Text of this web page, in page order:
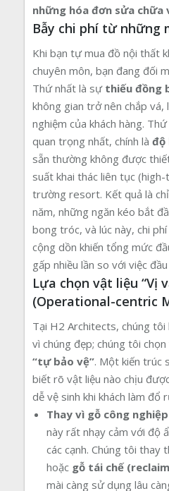
những hóa đơn sửa chữa
Bẫy chi phí từ những
Khi bạn tự mua đồ nội thất
chuyên môn, bạn đang đối
Thứ nhất là sự thiếu đồng
không gian trở nên chắp
nghiệm của khách hàng.
quan trọng nhất, chính là độ
sẵn thường không được
suất khai thác liên tục
trường resort. Kết quả là
năm, những ngăn kéo bắt
bong tróc, và lúc này, chi
cộng dồn khiến tổng mức
gấp nhiều lần so với việc
Lựa chọn vật liệu “Vị
(Operational-centric
Tại H2 Architects, chúng tôi
vì chúng đẹp; chúng tôi
“tự bảo vệ”. Một kiến trúc
biết rõ vật liệu nào chịu
dễ vệ sinh khi khách làm đổ
Thay vì gỗ công
này rất nhạy cảm với độ
các cạnh. Chúng tôi thay
hoặc gỗ tái chế
mài càng sử dụng lâu